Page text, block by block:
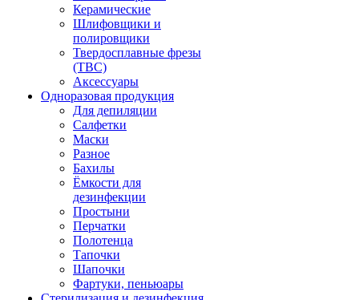
Керамические
Шлифовщики и
полировщики
Твердосплавные фрезы
(ТВС)
Аксессуары
Одноразовая продукция
Для депиляции
Салфетки
Маски
Разное
Бахилы
Ёмкости для
дезинфекции
Простыни
Перчатки
Полотенца
Тапочки
Шапочки
Фартуки, пеньюары